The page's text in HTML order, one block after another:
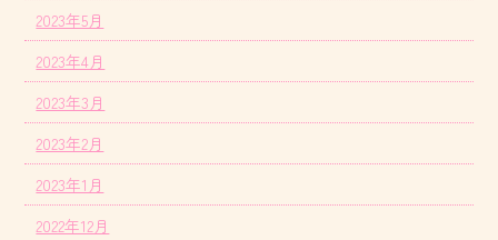
2023年5月
2023年4月
2023年3月
2023年2月
2023年1月
2022年12月